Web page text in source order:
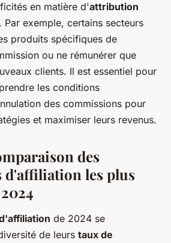
en matière d'attribution
. Par exemple, certains secteurs
produits spécifiques de
ou ne rémunérer que
clients. Il est essentiel pour
les conditions
des commissions pour
et maximiser leurs revenus.
des
d'affiliation les plus
de 2024 se
de leurs taux de